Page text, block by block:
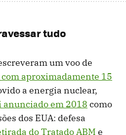
tudo
um voo de
com aproximadamente 15
a energia nuclear,
anunciado em 2018 como
dos EUA: defesa
do Tratado ABM e